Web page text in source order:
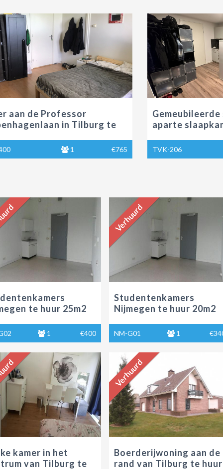
in Tilburg te
€765
Gemeubileerde studio
aparte slaapkamer aan de
TVK-206
te huur 25m2
1 €400
Verhuurd
Studentenkamers
Nijmegen te huur 20m2
NM-G01 1
kamer in het
van Tilburg te
Verhuurd
Boerderijwoning aan de
rand van Tilburg te huur